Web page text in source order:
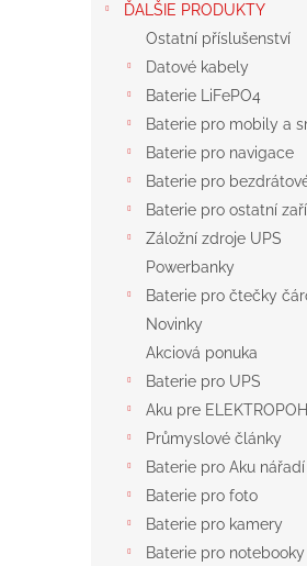
ĎALŠIE PRODUKTY
Ostatní příslušenství
Datové kabely
Baterie LiFePO4
Baterie pro mobily a
Baterie pro navigace
Baterie pro
Baterie pro ostatní
Záložní zdroje UPS
Powerbanky
Baterie pro čtečky
Novinky
Akciová ponuka
Baterie pro UPS
Aku pre
Průmyslové články
Baterie pro Aku nářadí
Baterie pro foto
Baterie pro kamery
Baterie pro notebooky